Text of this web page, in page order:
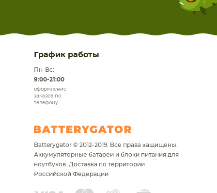
График работы
Пн-Вс:
9:00-21:00
оформление
заказов по
телефону
Batterygator © 2012-2019. Все права защищены.
Аккумуляторные батареи и блоки питания для
ноутбуков. Доставка по территории
Российской Федерации